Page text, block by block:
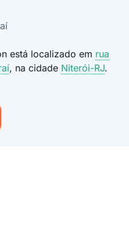
está localizado em rua
, na cidade Niterói-RJ.